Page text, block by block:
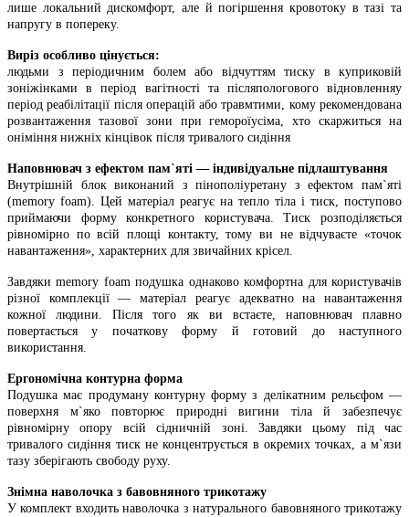
лише локальний дискомфорт, але й погіршення кровотоку в тазі та
напругу в попереку.
Виріз особливо цінується:
людьми з періодичним болем або відчуттям тиску в куприковій
зоніжінками в період вагітності та післяпологового відновленняу
період реабілітації після операцій або травмтими, кому рекомендована
розвантаження тазової зони при гемороїусіма, хто скаржиться на
оніміння нижніх кінцівок після тривалого сидіння
Наповнювач з ефектом пам`яті — індивідуальне підлаштування
Внутрішній блок виконаний з пінополіуретану з ефектом пам`яті
(memory foam). Цей матеріал реагує на тепло тіла і тиск, поступово
приймаючи форму конкретного користувача. Тиск розподіляється
рівномірно по всій площі контакту, тому ви не відчуваєте «точок
навантаження», характерних для звичайних крісел.
Завдяки memory foam подушка однаково комфортна для користувачів
різної комплекції — матеріал реагує адекватно на навантаження
кожної людини. Після того як ви встаєте, наповнювач плавно
повертається у початкову форму й готовий до наступного
використання.
Ергономічна контурна форма
Подушка має продуману контурну форму з делікатним рельєфом —
поверхня м`яко повторює природні вигини тіла й забезпечує
рівномірну опору всій сідничній зоні. Завдяки цьому під час
тривалого сидіння тиск не концентрується в окремих точках, а м`язи
тазу зберігають свободу руху.
Знімна наволочка з бавовняного трикотажу
У комплект входить наволочка з натурального бавовняного трикотажу